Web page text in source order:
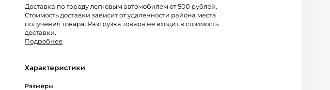
Доставка по городу легковым автомобилем от 500 рублей.
Стоимость доставки зависит от удаленности района места
получения товара. Разгрузка товара не входит в стоимость
доставки.
Подробнее
Характеристики
Размеры